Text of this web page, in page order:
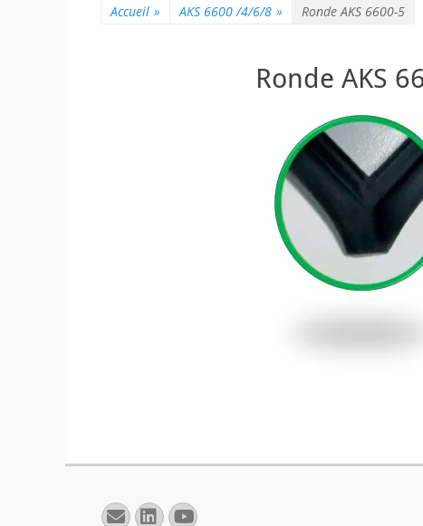
Accueil » AKS 6600 /4/6/8 » Ronde AKS 6600-5
Ronde AKS
E-
Linkedin
YouTube